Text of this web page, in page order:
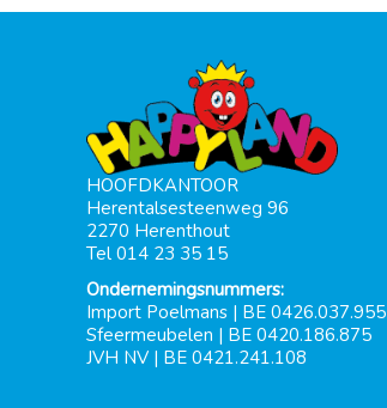
HOOFDKANTOOR
Herentalsesteenweg 96
2270 Herenthout
Tel 014 23 35 15
Ondernemingsnummers:
Import Poelmans | BE 0426.037.955
Sfeermeubelen | BE 0420.186.875
JVH NV | BE 0421.241.108